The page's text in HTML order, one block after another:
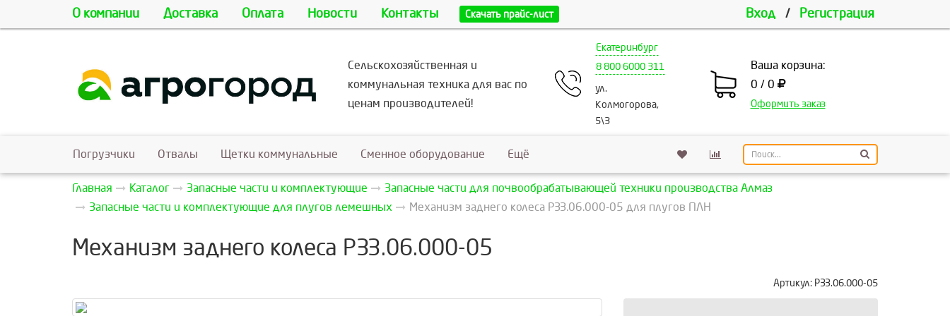
О компании Доставка Оплата Новости Контакты Скачать прайс-лист Вход / Регистрация
Сельскохозяйственная и
коммунальная техника для вас по
ценам производителей!
Екатеринбург
8 800 6000 311
ул.
Колмогорова,
5\3
Ваша корзина:
0 / 0
Оформить заказ
Погрузчики Отвалы Щетки коммунальные Сменное оборудование Ещё
Главная Каталог Запасные части и комплектующие
Запасные части для почвообрабатывающей техники производства Алмаз
Запасные части и комплектующие для плугов лемешных
Механизм заднего колеса РЗЗ.06.000-05 для плугов ПЛН
Механизм заднего колеса РЗЗ.06.000-05
Артикул: РЗЗ.06.000-05